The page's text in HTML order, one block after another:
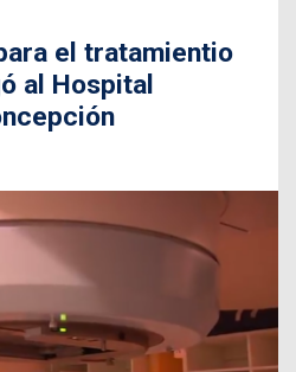
el tratamientio
al Hospital